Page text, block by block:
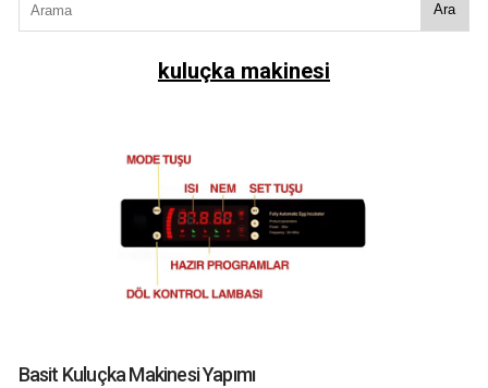
Ara
kuluçka makinesi
Basit Kuluçka Makinesi Yapımı